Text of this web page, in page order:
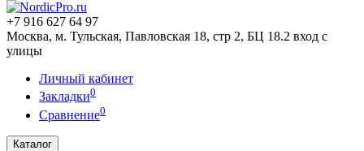
+7 916 627 64 97
Москва, м. Тульская, Павловская 18, стр 2, БЦ 18.2 вход с
улицы
Личный кабинет
Закладки0
Сравнение0
Каталог